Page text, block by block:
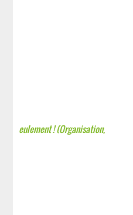
eulement ! (Organisation,